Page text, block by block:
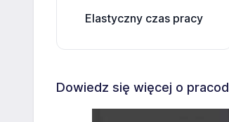
Elastyczny czas pracy
Dowiedz się więcej o